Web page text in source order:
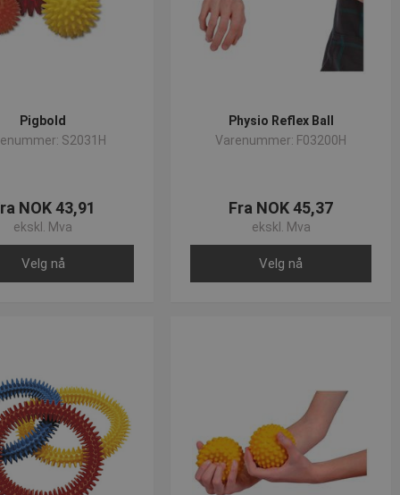
giver stor effekt for dine muskler.
produkt og er produceret under CO2 neutrale forhold.
slidstræk og særligt stablit. Produktet er lavet af kork og er
at opdatere webshoppen løbende!
Pigbold
S2031H
NOK 43,91
ekskl. Mva
Velg nå
Physio Reflex Ball
Varenummer: F03200H
Fra NOK 45,37
ekskl. Mva
Velg nå